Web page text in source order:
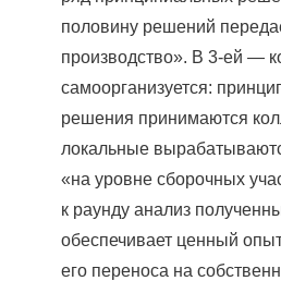
половину решений
производство». В 3-ей —
самоорганизуется:
решения принимаются
локальные
«на уровне сборочных
к раунду анализ
обеспечивает ценный
его переноса на